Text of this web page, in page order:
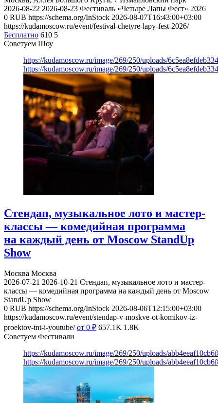
2026-08-22 2026-08-23 Фестиваль «Четыре Лапы Фест» 2026
0 RUB https://schema.org/InStock 2026-08-07T16:43:00+03:00
https://kudamoscow.ru/event/festival-chetyre-lapy-fest-2026/
Бесплатно 610 5
Советуем Шоу
https://kudamoscow.ru/image/269/250/uploads/
https://kudamoscow.ru/image/269/250/uploads/
Стендап, музыкальное лото и мастер-
классы — комедийная программа
на каждый день от Moscow StandUp
Show
Москва Москва
2026-07-21 2026-10-21 Стендап, музыкальное лото и мастер-
классы — комедийная программа на каждый день от Moscow
StandUp Show
0 RUB https://schema.org/InStock 2026-08-06T12:15:00+03:00
https://kudamoscow.ru/event/stendap-v-moskve-ot-komikov-iz-
proektov-tnt-i-youtube/ от 0 ₽ 657.1K 1.8K
Советуем Фестивали
https://kudamoscow.ru/image/269/250/uploads/
https://kudamoscow.ru/image/269/250/uploads/